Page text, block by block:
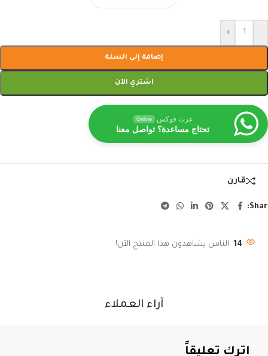
-
+
إضافة إلى السلة
اشتري الآن
عزت فوكس Online
تحتاج مساعدة؟ تواصل معنا
قارن
14 الناس يشاهدون هذا المنتج الآن!
آراء العملاء
اترك تعليقاً